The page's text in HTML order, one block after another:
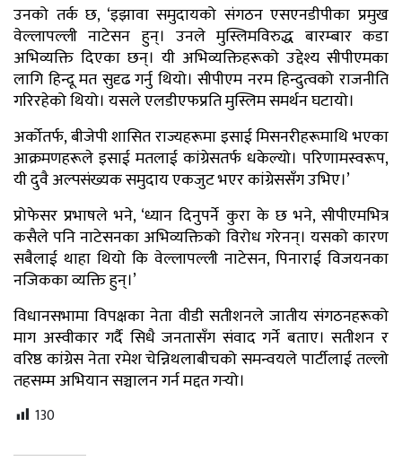
उनको तर्क छ, ‘इझावा समुदायको संगठन एसएनडीपीका प्रमुख
वेल्लापल्ली नाटेसन हुन्। उनले मुस्लिमविरुद्ध बारम्बार कडा
अभिव्यक्ति दिएका छन्। यी अभिव्यक्तिहरूको उद्देश्य सीपीएमका
लागि हिन्दू मत सुदृढ गर्नु थियो। सीपीएम नरम हिन्दुत्वको राजनीति
गरिरहेको थियो। यसले एलडीएफप्रति मुस्लिम समर्थन घटायो।
अर्कोतर्फ, बीजेपी शासित राज्यहरूमा इसाई मिसनरीहरूमाथि भएका
आक्रमणहरूले इसाई मतलाई कांग्रेसतर्फ धकेल्यो। परिणामस्वरूप,
यी दुवै अल्पसंख्यक समुदाय एकजुट भएर कांग्रेससँग उभिए।’
प्रोफेसर प्रभाषले भने, ‘ध्यान दिनुपर्ने कुरा के छ भने, सीपीएमभित्र
कसैले पनि नाटेसनका अभिव्यक्तिको विरोध गरेनन्। यसको कारण
सबैलाई थाहा थियो कि वेल्लापल्ली नाटेसन, पिनाराई विजयनका
नजिकका व्यक्ति हुन्।’
विधानसभामा विपक्षका नेता वीडी सतीशनले जातीय संगठनहरूको
माग अस्वीकार गर्दै सिधै जनतासँग संवाद गर्ने बताए। सतीशन र
वरिष्ठ कांग्रेस नेता रमेश चेन्निथलाबीचको समन्वयले पार्टीलाई तल्लो
तहसम्म अभियान सञ्चालन गर्न मद्दत गर्‍यो।
130